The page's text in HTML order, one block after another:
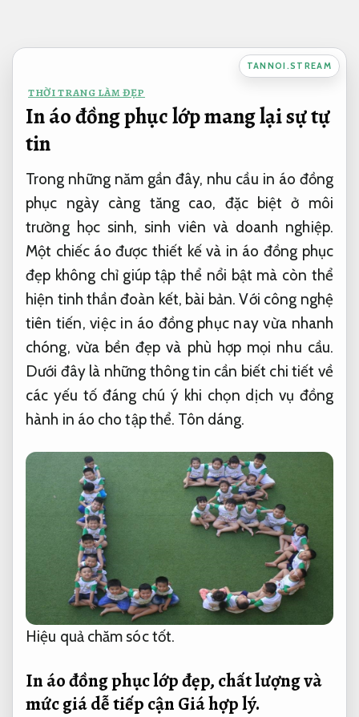
nội
TANNOI.STREAM
THỜI TRANG LÀM ĐẸP
In áo đồng phục lớp mang lại sự tự
tin
Trong những năm gần đây, nhu cầu in áo đồng
phục ngày càng tăng cao, đặc biệt ở môi
trường học sinh, sinh viên và doanh nghiệp.
Một chiếc áo được thiết kế và in áo đồng phục
đẹp không chỉ giúp tập thể nổi bật mà còn thể
hiện tinh thần đoàn kết, bài bản. Với công nghệ
tiên tiến, việc in áo đồng phục nay vừa nhanh
chóng, vừa bền đẹp và phù hợp mọi nhu cầu.
Dưới đây là những thông tin cần biết chi tiết về
các yếu tố đáng chú ý khi chọn dịch vụ đồng
hành in áo cho tập thể. Tôn dáng.
Hiệu quả chăm sóc tốt.
In áo đồng phục lớp đẹp, chất lượng và
mức giá dễ tiếp cậnGiá hợp lý.